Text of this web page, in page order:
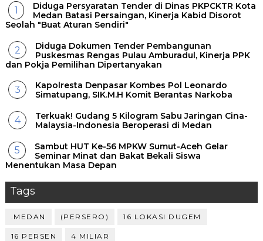
Diduga Persyaratan Tender di Dinas PKPCKTR Kota
Medan Batasi Persaingan, Kinerja Kabid Disorot
Seolah "Buat Aturan Sendiri"
Diduga Dokumen Tender Pembangunan
Puskesmas Rengas Pulau Amburadul, Kinerja PPK
dan Pokja Pemilihan Dipertanyakan
Kapolresta Denpasar Kombes Pol Leonardo
Simatupang, SIK.M.H Komit Berantas Narkoba
Terkuak! Gudang 5 Kilogram Sabu Jaringan Cina-
Malaysia-Indonesia Beroperasi di Medan
Sambut HUT Ke-56 MPKW Sumut-Aceh Gelar
Seminar Minat dan Bakat Bekali Siswa
Menentukan Masa Depan ‎
Tags
.MEDAN (PERSERO) 16 LOKASI DUGEM
16 PERSEN 4 MILIAR